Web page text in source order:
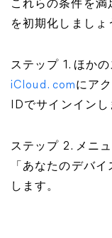
これらの条件を満
を初期化しましょ
ステップ 1. ほか
iCloud. comにア
IDでサインインし
ステップ 2. メニ
「あなたのデバ
します。